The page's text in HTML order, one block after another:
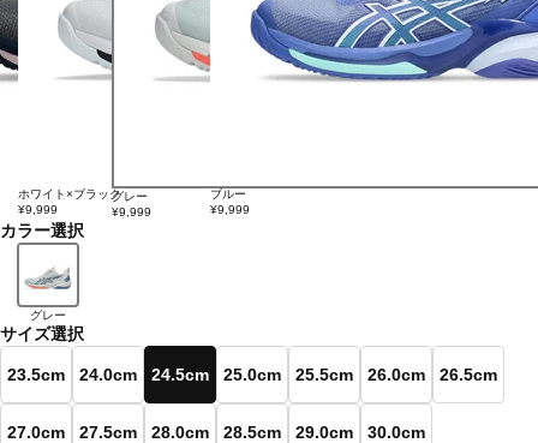
ホワイト×ブラック
¥9,999
グレー
¥9,999
ブルー
¥9,999
カラー選択
グレー
サイズ選択
23.5cm 24.0cm 24.5cm 25.0cm 25.5cm 26.0cm 26.5cm
27.0cm 27.5cm 28.0cm 28.5cm 29.0cm
30.0cm